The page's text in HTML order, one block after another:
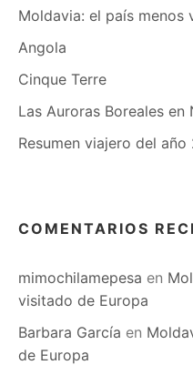
Moldavia: el país menos
Angola
Cinque Terre
Las Auroras Boreales en
Resumen viajero del año
COMENTARIOS
mimochilamepesa en
visitado de Europa
Barbara García en
de Europa